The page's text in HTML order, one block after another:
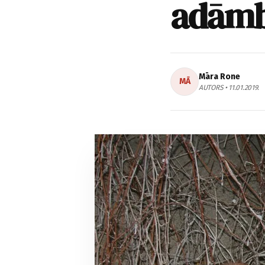
MĀ Māra Rone
AUTORS • 11.01.2019.